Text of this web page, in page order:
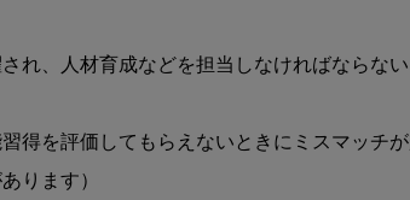
れ、人材育成などを担当しなければならな
を評価してもらえないときにミスマッチが
ります）